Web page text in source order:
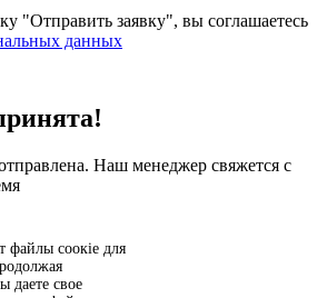
"Отправить заявку", вы соглашаетесь
данных
Наш менеджер свяжется с
файлы сoокіе для
даете свое